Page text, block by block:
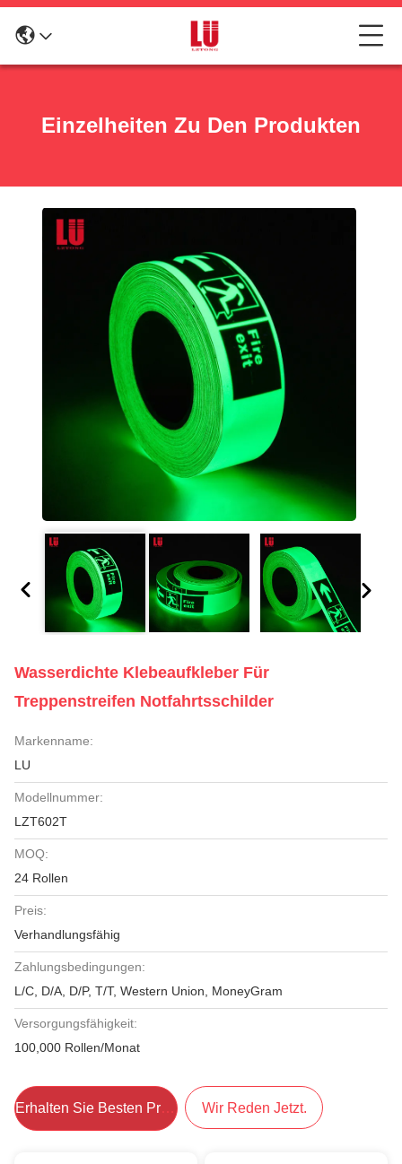
Einzelheiten Zu Den Produkten
Wasserdichte Klebeaufkleber Für
Treppenstreifen Notfahrtsschilder
Markenname:
LU
Modellnummer:
LZT602T
MOQ:
24 Rollen
Preis:
Verhandlungsfähig
Zahlungsbedingungen:
L/C, D/A, D/P, T/T, Western Union, MoneyGram
Versorgungsfähigkeit:
100,000 Rollen/Monat
Erhalten Sie Besten Preis Wir Reden Jetzt.